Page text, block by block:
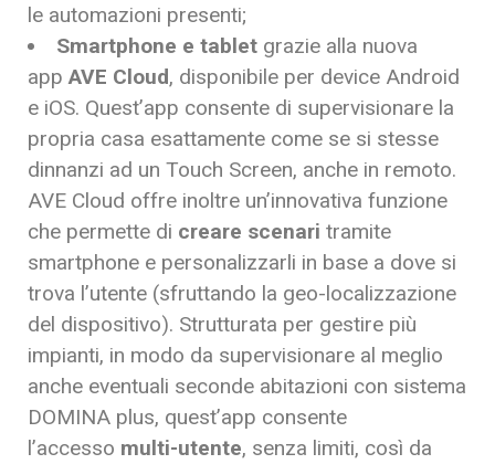
le automazioni presenti;
Smartphone e tablet grazie alla nuova
appAVE Cloud, disponibile per device Android
e iOS. Quest’app consente di supervisionare la
propria casa esattamente come se si stesse
dinnanzi ad un Touch Screen, anche in remoto.
AVE Cloud offre inoltre un’innovativa funzione
che permette di creare scenari tramite
smartphone e personalizzarli in base a dove si
trova l’utente (sfruttando la geo-localizzazione
del dispositivo). Strutturata per gestire più
impianti, in modo da supervisionare al meglio
anche eventuali seconde abitazioni con sistema
DOMINA plus, quest’app consente
l’accesso multi-utente, senza limiti, così da